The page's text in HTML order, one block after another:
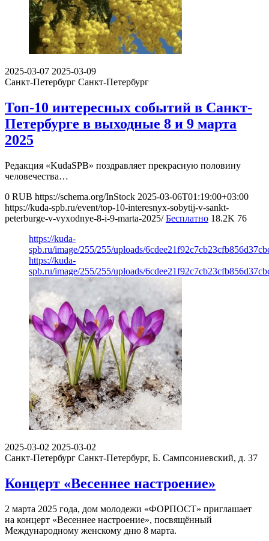
2025-03-07 2025-03-09
Санкт-Петербург Санкт-Петербург
Топ-10 интересных событий в Санкт-
Петербурге в выходные 8 и 9 марта
2025
Редакция «KudaSPB» поздравляет прекрасную половину
человечества…
0 RUB https://schema.org/InStock 2025-03-06T01:19:00+03:00
https://kuda-spb.ru/event/top-10-interesnyx-sobytij-v-sankt-
peterburge-v-vyxodnye-8-i-9-marta-2025/ Бесплатно 18.2K 76
https://kuda-
spb.ru/image/255/255/uploads/
https://kuda-
spb.ru/image/255/255/uploads/
2025-03-02 2025-03-02
Санкт-Петербург Санкт-Петербург, Б. Сампсониевский, д. 37
Концерт «Весеннее настроение»
2 марта 2025 года, дом молодежи «ФОРПОСТ» приглашает
на концерт «Весеннее настроение», посвящённый
Международному женскому дню 8 марта.